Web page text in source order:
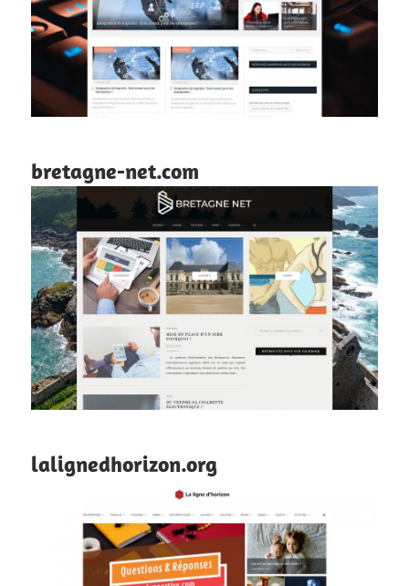
bretagne-net.com
lalignedhorizon.org